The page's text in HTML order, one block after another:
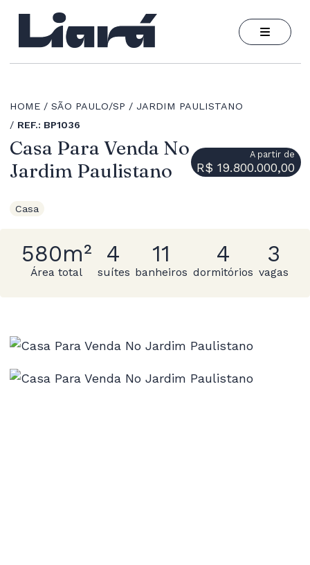
HOME SÃO PAULO/SP
JARDIM PAULISTANO
REF.: BP1036
Casa Para Venda No
Jardim Paulistano
A partir de
R$ 19.800.000,00
Casa
580m²
Área total
4
suítes
11
banheiros
4
dormitórios
3
vagas